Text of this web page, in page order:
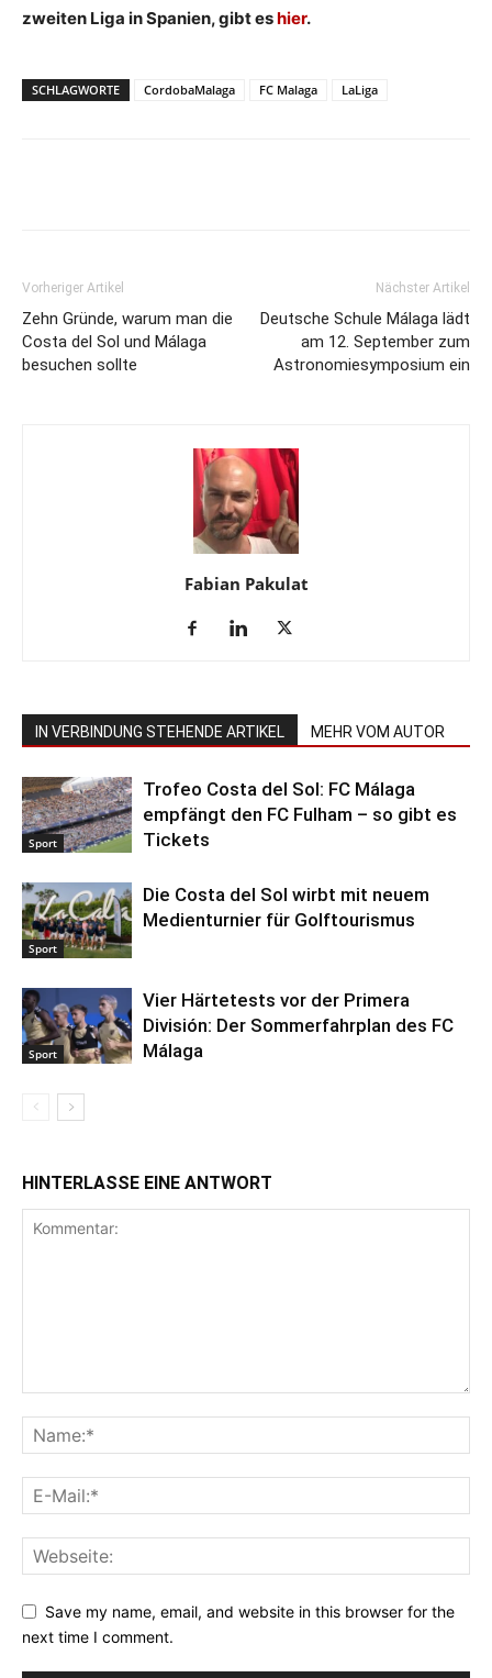
zweiten Liga in Spanien, gibt eshier.
SCHLAGWORTE CordobaMalaga FC Malaga LaLiga
Vorheriger Artikel
Zehn Gründe, warum man die
Costa del Sol und Málaga
besuchen sollte
Nächster Artikel
Deutsche Schule Málaga lädt
am 12. September zum
Astronomiesymposium ein
Fabian Pakulat
IN VERBINDUNG STEHENDE ARTIKEL MEHR VOM AUTOR
Sport
Trofeo Costa del Sol: FC Málaga
empfängt den FC Fulham – so gibt es
Tickets
Sport
Die Costa del Sol wirbt mit neuem
Medienturnier für Golftourismus
Sport
Vier Härtetests vor der Primera
División: Der Sommerfahrplan des FC
Málaga
HINTERLASSE EINE ANTWORT
Save my name, email, and website in this browser for the
next time I comment.